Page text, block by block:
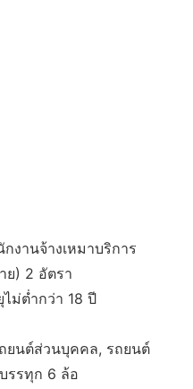
งานจ้างเหมาบริการ
ย) 2 อัตรา
ม่ต่ำกว่า 18 ปี
ยนต์ส่วนบุคคล, รถยนต์
รรทุก 6 ล้อ